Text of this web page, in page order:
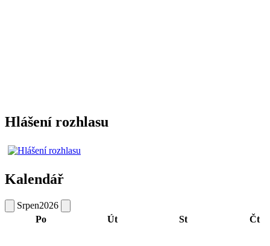
Hlášení rozhlasu
Kalendář
Srpen2026
Po
Út St Čt